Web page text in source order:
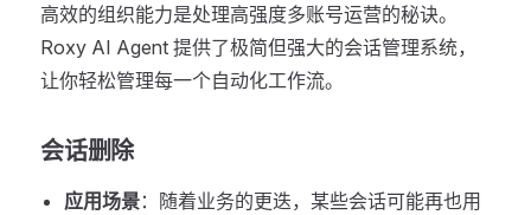
高效的组织能力是处理高强度多账号运营的秘诀。
Roxy AI Agent 提供了极简但强大的会话管理系统，
让你轻松管理每一个自动化工作流。
会话删除
应用场景：随着业务的更迭，某些会话可能再也用